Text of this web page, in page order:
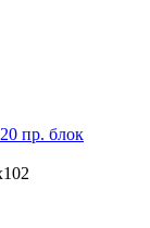
пр. блок